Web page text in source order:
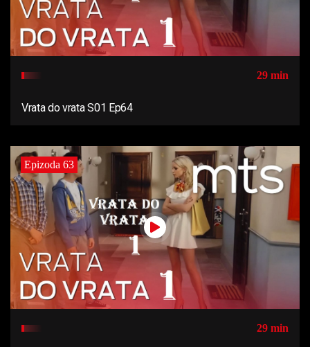
29 min
Vrata do vrata S01 Ep64
Epizoda 63
29 min